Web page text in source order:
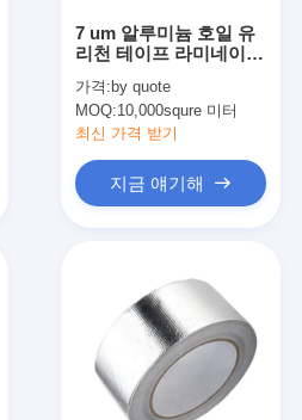
7 um 알루미늄 호일 유
리천 테이프 라미네이트
가격: by quote
MOQ:10,000squre 미터
최신 가격 받기
지금 얘기해